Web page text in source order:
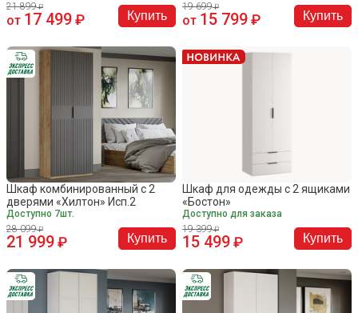
21 899
от 17 499 Купить
19 699
от 15 799 Купить
Шкаф комбинированный с 2
дверями «Хилтон» Исп.2
Доступно 7шт.
28 099
21 999 Купить
Шкаф для одежды с 2 ящиками
«Бостон»
Доступно для заказа
19 399
15 499 Купить